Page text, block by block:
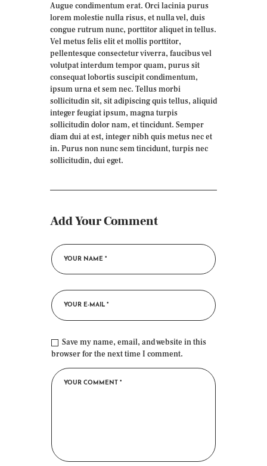
Augue condimentum erat. Orci lacinia purus
lorem molestie nulla risus, et nulla vel, duis
congue rutrum nunc, porttitor aliquet in tellus.
Vel metus felis elit et mollis porttitor,
pellentesque consectetur viverra, faucibus vel
volutpat interdum tempor quam, purus sit
consequat lobortis suscipit condimentum,
ipsum urna et sem nec. Tellus morbi
sollicitudin sit, sit adipiscing quis tellus, aliquid
integer feugiat ipsum, magna turpis
sollicitudin dolor nam, et tincidunt. Semper
diam dui at est, integer nibh quis metus nec et
in. Purus non nunc sem tincidunt, turpis nec
sollicitudin, dui eget.
Add Your Comment
Save my name, email, and website in this
browser for the next time I comment.